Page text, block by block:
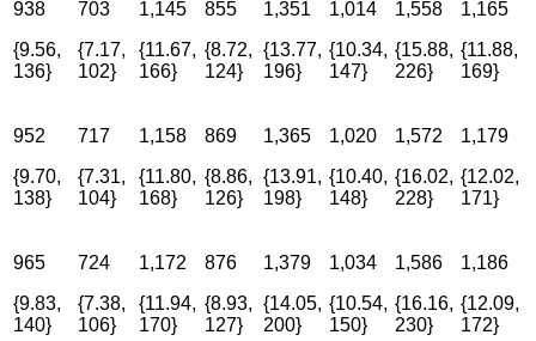
938
{9.56,
136}
703
{7.17,
102}
1,145
{11.67,
166}
855
{8.72,
124}
1,351
{13.77,
196}
1,014
{10.34,
147}
1,558
{15.88,
226}
1,165
{11.88,
169}
952
{9.70,
138}
717
{7.31,
104}
1,158
{11.80,
168}
869
{8.86,
126}
1,365
{13.91,
198}
1,020
{10.40,
148}
1,572
{16.02,
228}
1,179
{12.02,
171}
965
{9.83,
140}
724
{7.38,
106}
1,172
{11.94,
170}
876
{8.93,
127}
1,379
{14.05,
200}
1,034
{10.54,
150}
1,586
{16.16,
230}
1,186
{12.09,
172}